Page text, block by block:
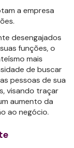
a empresa
desengajados
funções, o
mais
de buscar
pessoas de sua
visando traçar
aumento da
ao negócio.